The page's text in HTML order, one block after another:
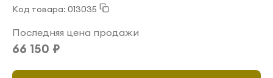
Код товара: 013035
Последняя цена продажи
66 150 ₽